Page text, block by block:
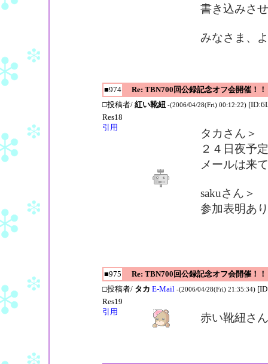
書き込みさ
みなさま、
■974 Re: TBN700回公録記念オフ会開催！！
□投稿者/ 紅い靴紐 -(2006/04/28(Fri) 00:12:22)
Res18
引用
タカさん＞
２４日夜予
メールは来
sakuさん＞
参加表明あ
■975 Re: TBN700回公録記念オフ会開催！！
□投稿者/ タカ E-Mail -(2006/04/28(Fri) 21:35:34)
Res19
引用
赤い靴紐さ